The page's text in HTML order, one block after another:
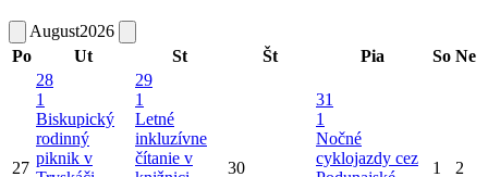
August2026
Po
Ut St Št Pia So Ne
27
28
1
Biskupický
rodinný
piknik v
29
1
Letné
inkluzívne
čítanie v
30
31
1
Nočné
cyklojazdy cez
1 2